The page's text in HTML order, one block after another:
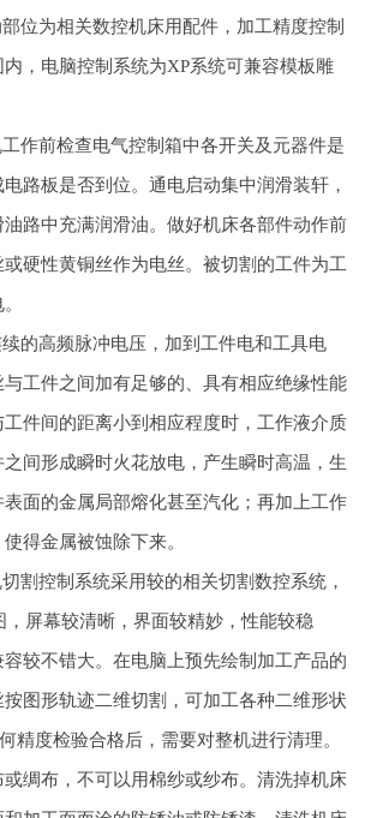
位为相关数控机床用配件，加工精度控制
，电脑控制系统为XP系统可兼容模板雕
作前检查电气控制箱中各开关及元器件是
路板是否到位。通电启动集中润滑装轩，
路中充满润滑油。做好机床各部件动作前
硬性黄铜丝作为电丝。被切割的工件为工
的高频脉冲电压，加到工件电和工具电
与工件之间加有足够的、具有相应绝缘性能
件间的距离小到相应程度时，工作液介质
间形成瞬时火花放电，产生瞬时高温，生
面的金属局部熔化甚至汽化；再加上工作
得金属被蚀除下来。
割控制系统采用较的相关切割数控系统，
屏幕较清晰，界面较精妙，性能较稳
较不错大。在电脑上预先绘制加工产品的
图形轨迹二维切割，可加工各种二维形状
精度检验合格后，需要对整机进行清理。
绸布，不可以用棉纱或纱布。清洗掉机床